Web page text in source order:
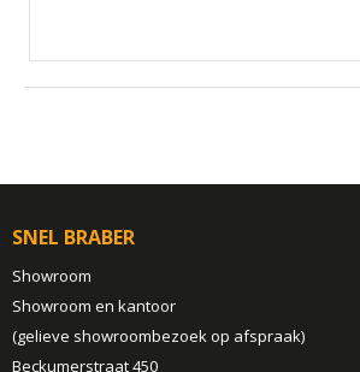
SNEL BRABER
Showroom
Showroom en kantoor
(gelieve showroombezoek op afspraak)
Beckumerstraat 450